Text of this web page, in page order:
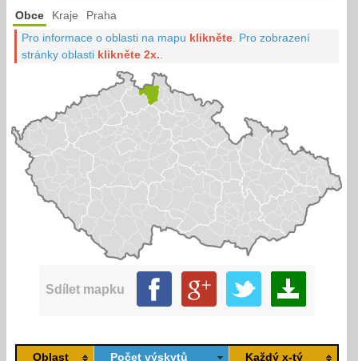
Obce Kraje Praha
Pro informace o oblasti na mapu klikněte Pro zobrazení
stránky oblasti klikněte 2x.
Sdílet mapku
Oblast Počet výskytů Každý x-tý